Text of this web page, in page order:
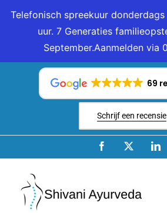
Telefonisch spreekuur
uur. 7 Generaties
September.Aanmelden via
69
Schrijf een recensie
Facebook